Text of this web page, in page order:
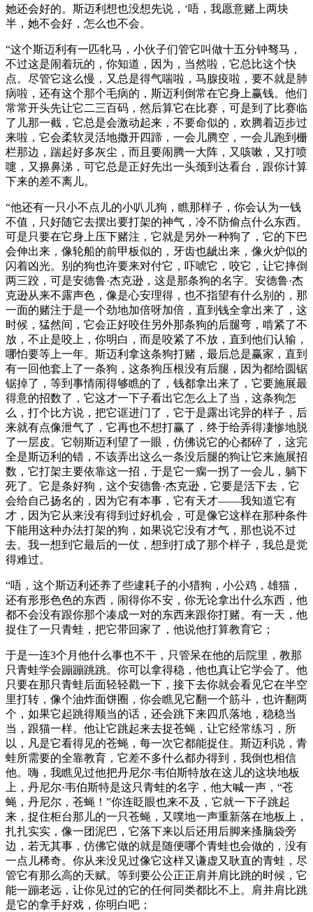
她还会好的。斯迈利想也没想先说，‘唔，我愿意赌上两块
半，她不会好，怎么也不会。
“这个斯迈利有一匹牝马，小伙子们管它叫做十五分钟驽马，
不过这是闹着玩的，你知道，因为，当然啦，它总比这个快
点。尽管它这么慢，又总是得气喘啦，马腺疫啦，要不就是肺
病啦，还有这个那个毛病的，斯迈利倒常在它身上赢钱。他们
常常开头先让它二三百码，然后算它在比赛，可是到了比赛临
了儿那一截，它总是会激动起来，不要命似的，欢腾着迈步过
来啦，它会柔软灵活地撒开四蹄，一会儿腾空，一会儿跑到栅
栏那边，踹起好多灰尘，而且要闹腾一大阵，又咳嗽，又打喷
嚏，又擤鼻涕，可它总是正好先出一头颈到达看台，跟你计算
下来的差不离儿。
“他还有一只小不点儿的小叭儿狗，瞧那样子，你会认为一钱
不值，只好随它去摆出要打架的神气，冷不防偷点什么东西。
可是只要在它身上压下赌注，它就是另外一种狗了，它的下巴
会伸出来，像轮船的前甲板似的，牙齿也龇出来，像火炉似的
闪着凶光。别的狗也许要来对付它，吓唬它，咬它，让它摔倒
两三跤，可是安德鲁·杰克逊，这是那条狗的名字。安德鲁·杰
克逊从来不露声色，像是心安理得，也不指望有什么别的，那
一面的赌注于是一个劲地加倍呀加倍，直到钱全拿出来了，这
时候，猛然间，它会正好咬住另外那条狗的后腿弯，啃紧了不
放，不止是咬上，你明白，而是咬紧了不放，直到他们认输，
哪怕要等上一年。斯迈利拿这条狗打赌，最后总是赢家，直到
有一回他套上了一条狗，这条狗压根没有后腿，因为都给圆锯
锯掉了，等到事情闹得够瞧的了，钱都拿出来了，它要施展最
得意的招数了，它这才一下子看出它怎么上了当，这条狗怎
么，打个比方说，把它诓进门了，它于是露出诧异的样子，后
来就有点像泄气了，它再也不想打赢了，终于给弄得凄惨地脱
了一层皮。它朝斯迈利望了一眼，仿佛说它的心都碎了，这完
全是斯迈利的错，不该弄出这么一条没后腿的狗让它来施展招
数，它打架主要依靠这一招，于是它一瘸一拐了一会儿，躺下
死了。它是条好狗，这个安德鲁·杰克逊，它要是活下去，它
会给自己扬名的，因为它有本事，它有天才——我知道它有
才，因为它从来没有得到过好机会，可是像它这样在那种条件
下能用这种办法打架的狗，如果说它没有才气，那也说不过
去。我一想到它最后的一仗，想到打成了那个样子，我总是觉
得难过。
“唔，这个斯迈利还养了些逮耗子的小猎狗，小公鸡，雄猫，
还有形形色色的东西，闹得你不安，你无论拿出什么东西，他
都不会没有跟你那个凑成一对的东西来跟你打赌。有一天，他
捉住了一只青蛙，把它带回家了，他说他打算教育它；
于是一连3个月他什么事也不干，只管呆在他的后院里，教那
只青蛙学会蹦蹦跳跳。你可以拿得稳，他也真让它学会了。他
只要在那只青蛙后面轻轻戳一下，接下去你就会看见它在半空
里打转，像个油炸面饼圈，你会瞧见它翻一个筋斗，也许翻两
个，如果它起跳得顺当的话，还会跳下来四爪落地，稳稳当
当，跟猫一样。他让它跳起来去捉苍蝇，让它经常练习，所
以，凡是它看得见的苍蝇，每一次它都能捉住。斯迈利说，青
蛙所需要的全靠教育，它差不多什么都办得到，我倒也相信
他。嗨，我瞧见过他把丹尼尔·韦伯斯特放在这儿的这块地板
上，丹尼尔·韦伯斯特是这只青蛙的名字，他大喊一声，“苍
蝇，丹尼尔，苍蝇！”你连眨眼也来不及，它就一下子跳起
来，捉住柜台那儿的一只苍蝇，又噗地一声重新落在地板上，
扎扎实实，像一团泥巴，它落下来以后还用后脚来搔脑袋旁
边，若无其事，仿佛它做的就是随便哪个青蛙也会做的，没有
一点儿稀奇。你从来没见过像它这样又谦虚又耿直的青蛙，尽
管它有那么高的天赋。等到要公公正正肩并肩比跳的时候，它
能一蹦老远，让你见过的它的任何同类都比不上。肩并肩比跳
是它的拿手好戏，你明白吧；